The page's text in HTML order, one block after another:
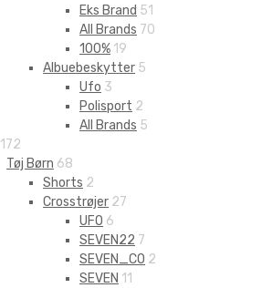
Eks Brand 51
All Brands 70
100% 19
Albuebeskytter 5
Ufo 3
Polisport 2
All Brands 5
172
Tøj Børn 68
Shorts 2
Crosstrøjer 27
UFO 6
SEVEN22 7
SEVEN_CO 2
SEVEN 11